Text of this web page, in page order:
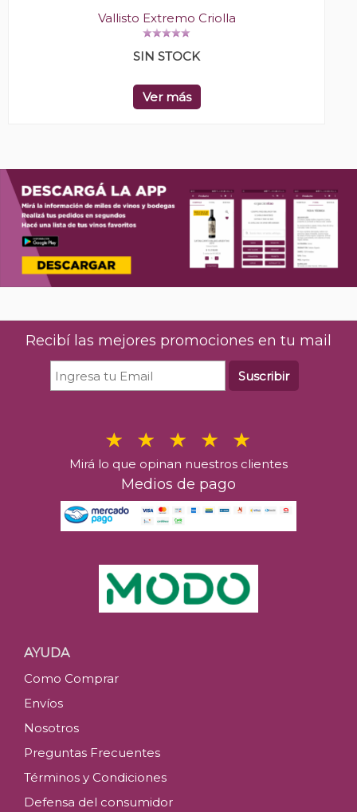
Vallisto Extremo Criolla
SIN STOCK
Ver más
Recibí las mejores promociones en tu mail
Suscribir
Mirá lo que opinan nuestros clientes
Medios de pago
AYUDA
Como Comprar
Envíos
Nosotros
Preguntas Frecuentes
Términos y Condiciones
Defensa del consumidor